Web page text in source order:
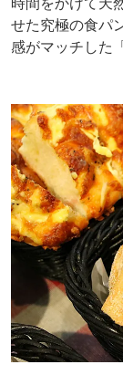
せた究極の食パ
感がマッチした